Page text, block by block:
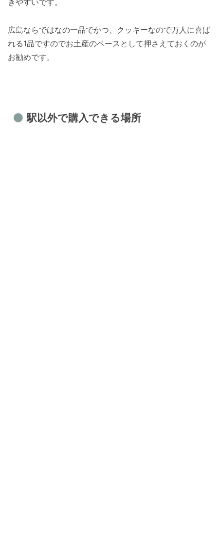
きやすいです。
広島ならではなの一品でかつ、クッキーなので万人に喜ば
れる1品ですのでお土産のベースとして押さえておくのが
お勧めです。
駅以外で購入できる場所